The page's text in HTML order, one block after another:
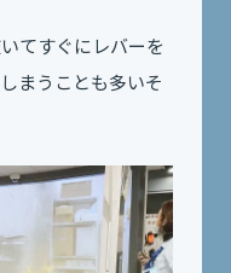
てすぐにレバーを
まうことも多いそ